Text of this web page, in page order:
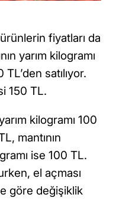
fiyatları da
yarım kilogramı
satılıyor.
150 TL.
kilogramı 100
mantının
ise 100 TL.
el açması
göre değişiklik